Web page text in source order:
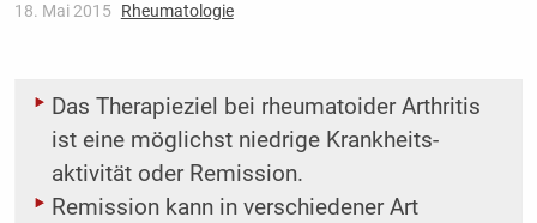
18. Mai 2015 Rheumatologie
Das Therapieziel bei rheumatoider Arthritis
ist eine möglichst niedrige Krankheits­
aktivität oder Remission.
Remission kann in verschiedener Art